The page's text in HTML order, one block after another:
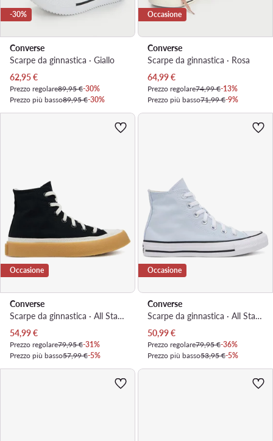
-30%
Converse
Scarpe da ginnastica · Giallo
Prezzo attuale
62,95€
Prezzo regolare89,95 €-30%
Prezzo più basso89,95 €-30%
Occasione
Converse
Scarpe da ginnastica · Rosa
Prezzo attuale
64,99€
Prezzo regolare74,99 €-13%
Prezzo più basso71,99 €-9%
Occasione
Converse
Scarpe da ginnastica · All Star · Nero
Prezzo attuale
54,99€
Prezzo regolare79,95 €-31%
Prezzo più basso57,99 €-5%
Occasione
Converse
Scarpe da ginnastica · All Star · Azzurro chiaro
Prezzo attuale
50,99€
Prezzo regolare79,95 €-36%
Prezzo più basso53,95 €-5%